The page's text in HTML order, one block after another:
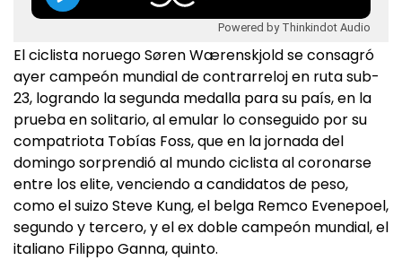
Powered by Thinkindot Audio
El ciclista noruego Søren Wærenskjold se consagró
ayer campeón mundial de contrarreloj en ruta sub-
23, logrando la segunda medalla para su país, en la
prueba en solitario, al emular lo conseguido por su
compatriota Tobías Foss, que en la jornada del
domingo sorprendió al mundo ciclista al coronarse
entre los elite, venciendo a candidatos de peso,
como el suizo Steve Kung, el belga Remco Evenepoel,
segundo y tercero, y el ex doble campeón mundial, el
italiano Filippo Ganna, quinto.